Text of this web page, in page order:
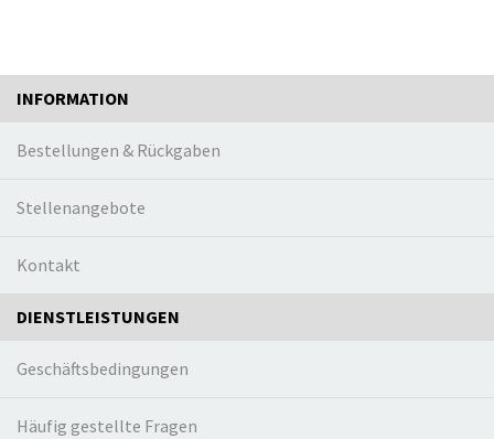
INFORMATION
Bestellungen & Rückgaben
Stellenangebote
Kontakt
DIENSTLEISTUNGEN
Geschäftsbedingungen
Häufig gestellte Fragen